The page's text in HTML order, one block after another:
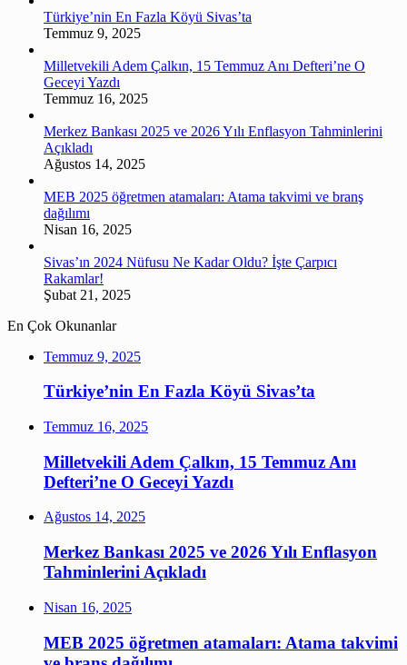
Türkiye’nin En Fazla Köyü Sivas’ta
Temmuz 9, 2025
Milletvekili Adem Çalkın, 15 Temmuz Anı Defteri’ne O
Geceyi Yazdı
Temmuz 16, 2025
Merkez Bankası 2025 ve 2026 Yılı Enflasyon Tahminlerini
Açıkladı
Ağustos 14, 2025
MEB 2025 öğretmen atamaları: Atama takvimi ve branş
dağılımı
Nisan 16, 2025
Sivas’ın 2024 Nüfusu Ne Kadar Oldu? İşte Çarpıcı
Rakamlar!
Şubat 21, 2025
En Çok Okunanlar
Temmuz 9, 2025
Türkiye’nin En Fazla Köyü Sivas’ta
Temmuz 16, 2025
Milletvekili Adem Çalkın, 15 Temmuz Anı
Defteri’ne O Geceyi Yazdı
Ağustos 14, 2025
Merkez Bankası 2025 ve 2026 Yılı Enflasyon
Tahminlerini Açıkladı
Nisan 16, 2025
MEB 2025 öğretmen atamaları: Atama takvimi